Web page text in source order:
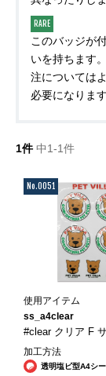
RARE
このバッジが
いを持ちます
注については
必要になります
1件 中1-1件
No.0051
使用アイテム
ss_a4clear
#clear クリア F
加工方法
透明塩ビ型A4シ